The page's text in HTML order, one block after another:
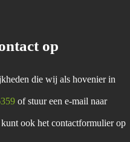
op
die wij als hovenier in
of stuur een e-mail naar
kunt ook het contactformulier op